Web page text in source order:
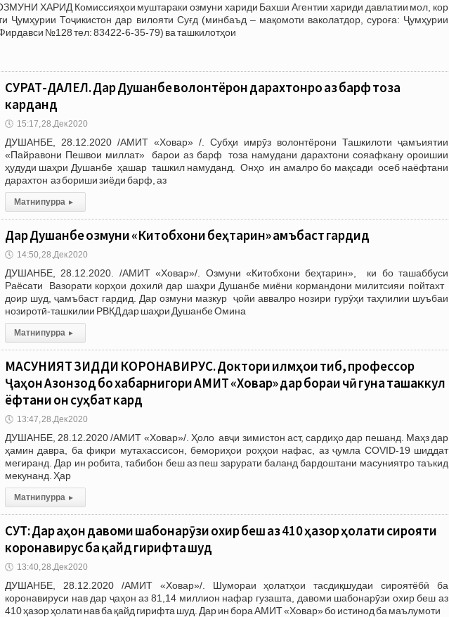
ХАРИД Комиссияҳои муштараки озмуни хариди Бахши Агентии хариди давлатии мол, кор
Ҷумҳурии Тоҷикистон дар вилояти Суғд (минбаъд – мақомоти ваколатдор, суроға: Ҷумҳурии
№128 тел: 83422-6-35-79) ва ташкилотҳои
СУРАТ-ДАЛЕЛ. Дар Душанбе волонтёрон дарахтонро аз барф тоза
карданд
🕔 15:17, 28.Дек 2020
ДУШАНБЕ, 28.12.2020 /АМИТ «Ховар» /. Субҳи имрӯз волонтёрони Ташкилоти ҷамъиятии
«Пайравони Пешвои миллат» барои аз барф тоза намудани дарахтони сояафкану ороишии
ҳудуди шаҳри Душанбе ҳашар ташкил намуданд. Онҳо ин амалро бо мақсади осеб наёфтани
дарахтон аз бориши зиёди барф, аз
Матни пурра ▸
Дар Душанбе озмуни «Китобхони беҳтарин» ҷамъбаст гардид
🕔 14:50, 28.Дек 2020
ДУШАНБЕ, 28.12.2020. /АМИТ «Ховар»/. Озмуни «Китобхони беҳтарин», ки бо ташаббуси
Раёсати Вазорати корҳои дохилӣ дар шаҳри Душанбе миёни кормандони милитсияи пойтахт
доир шуд, ҷамъбаст гардид. Дар озмуни мазкур ҷойи аввалро нозири гурӯҳи таҳлилии шуъбаи
нозиротӣ-ташкилии РВКД дар шаҳри Душанбе Омина
Матни пурра ▸
МАСУНИЯТ ЗИДДИ КОРОНАВИРУС. Доктори илмҳои тиб, профессор
Ҷаҳон Азонзод бо хабарнигори АМИТ «Ховар» дар бораи чӣ гуна ташаккул
ёфтани он суҳбат кард
🕔 13:47, 28.Дек 2020
ДУШАНБЕ, 28.12.2020 /АМИТ «Ховар»/. Ҳоло авҷи зимистон аст, сардиҳо дар пешанд. Маҳз дар
ҳамин давра, ба фикри мутахассисон, бемориҳои роҳҳои нафас, аз ҷумла COVID-19 шиддат
мегиранд. Дар ин робита, табибон беш аз пеш зарурати баланд бардоштани масуниятро таъкид
мекунанд. Ҳар
Матни пурра ▸
СУТ: Дар ҷаҳон давоми шабонарӯзи охир беш аз 410 ҳазор ҳолати сирояти
коронавирус ба қайд гирифта шуд
🕔 13:40, 28.Дек 2020
ДУШАНБЕ, 28.12.2020 /АМИТ «Ховар»/. Шумораи ҳолатҳои тасдиқшудаи сироятёбӣ ба
коронавируси нав дар ҷаҳон аз 81,14 миллион нафар гузашта, давоми шабонарӯзи охир беш аз
410 ҳазор ҳолати нав ба қайд гирифта шуд. Дар ин бора АМИТ «Ховар» бо истинод ба маълумоти